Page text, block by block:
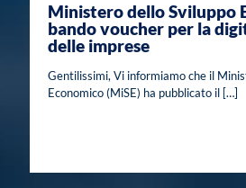
Ministero dello Sviluppo
bando voucher per la
delle imprese
Gentilissimi, Vi informiamo che il
Economico (MiSE) ha pubblicato il […]